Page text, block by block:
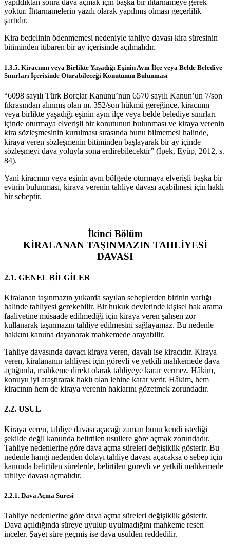
yapıldıktan sonra dava açmak için başka bir ihtarnameye gerek
yoktur. İhtarnamelerin yazılı olarak yapılmış olması geçerlilik
şartıdır.
Kira bedelinin ödenmemesi nedeniyle tahliye davası kira süresinin
bitiminden itibaren bir ay içerisinde açılmalıdır.
1.3.5. Kiracının veya Birlikte Yaşadığı Eşinin Aynı İlçe veya Belde Belediye
Sınırları İçerisinde Oturabileceği Konutunun Bulunması
“6098 sayılı Türk Borçlar Kanunu’nun 6570 sayılı Kanun’un 7/son
fıkrasından alınmış olan m. 352/son hükmü gereğince, kiracının
veya birlikte yaşadığı eşinin aynı ilçe veya belde belediye sınırları
içinde oturmaya elverişli bir konutunun bulunması ve kiraya verenin
kira sözleşmesinin kurulması sırasında bunu bilmemesi halinde,
kiraya veren sözleşmenin bitiminden başlayarak bir ay içinde
sözleşmeyi dava yoluyla sona erdirebilecektir” (İpek, Eyüp, 2012, s.
84).
Yani kiracının veya eşinin aynı bölgede oturmaya elverişli başka bir
evinin bulunması, kiraya verenin tahliye davası açabilmesi için haklı
bir sebeptir.
İkinci Bölüm
KİRALANAN TAŞINMAZIN TAHLİYESİ
DAVASI
2.1. GENEL BİLGİLER
Kiralanan taşınmazın yukarda sayılan sebeplerden birinin varlığı
halinde tahliyesi gerekebilir. Bir hukuk devletinde kişisel hak arama
faaliyetine müsaade edilmediği için kiraya veren şahsen zor
kullanarak taşınmazın tahliye edilmesini sağlayamaz. Bu nedenle
hakkını kanuna dayanarak mahkemede arayabilir.
Tahliye davasında davacı kiraya veren, davalı ise kiracıdır. Kiraya
veren, kiralananın tahliyesi için görevli ve yetkili mahkemede dava
açtığında, mahkeme direkt olarak tahliyeye karar vermez. Hâkim,
konuyu iyi araştırarak haklı olan lehine karar verir. Hâkim, hem
kiracının hem de kiraya verenin haklarını gözetmek zorundadır.
2.2. USUL
Kiraya veren, tahliye davası açacağı zaman bunu kendi istediği
şekilde değil kanunda belirtilen usullere göre açmak zorundadır.
Tahliye nedenlerine göre dava açma süreleri değişiklik gösterir. Bu
nedenle hangi nedenden dolayı tahliye davası açacaksa o sebep için
kanunda belirtilen sürelerde, belirtilen görevli ve yetkili mahkemede
tahliye davası açmalıdır.
2.2.1. Dava Açma Süresi
Tahliye nedenlerine göre dava açma süreleri değişiklik gösterir.
Dava açıldığında süreye uyulup uyulmadığını mahkeme resen
inceler. Şayet süre geçmiş ise dava usulden reddedilir.